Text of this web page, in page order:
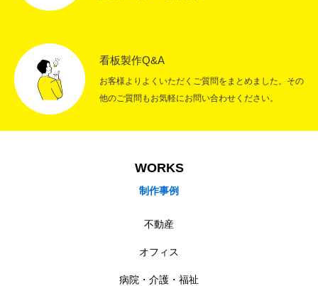
看板製作Q&A
お客様よりよくいただくご質問をまとめました。その
他のご質問もお気軽にお問い合わせください。
WORKS
制作事例
不動産
オフィス
病院・介護・福祉